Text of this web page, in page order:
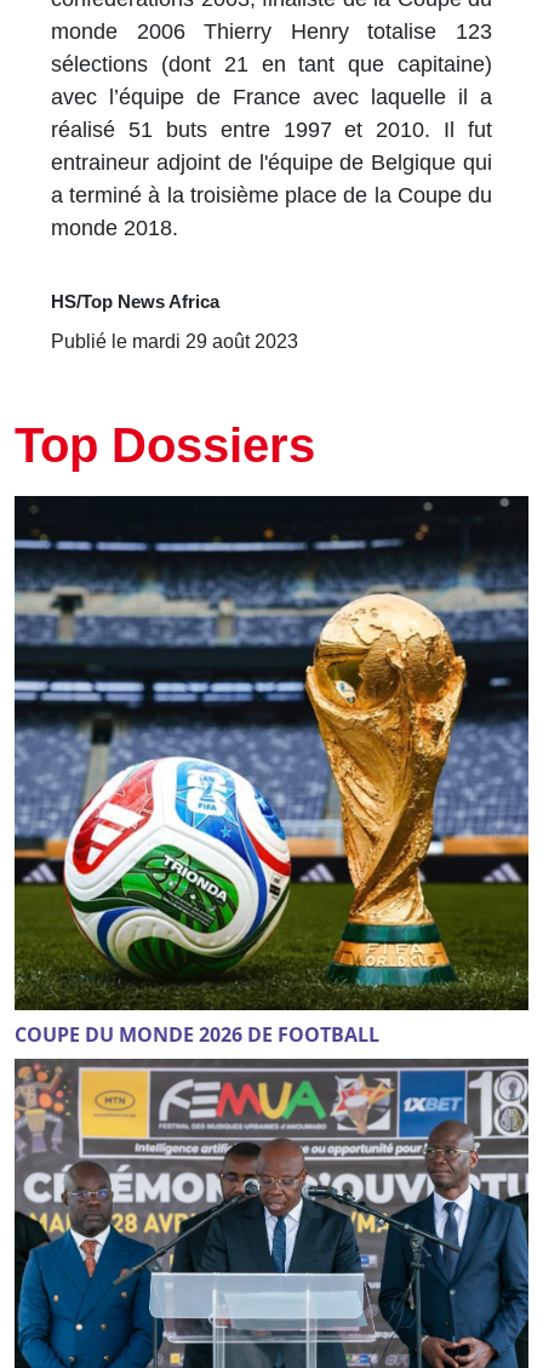
monde 2006 Thierry Henry totalise 123
sélections (dont 21 en tant que capitaine)
avec l’équipe de France avec laquelle il a
réalisé 51 buts entre 1997 et 2010. Il fut
entraineur adjoint de l'équipe de Belgique qui
a terminé à la troisième place de la Coupe du
monde 2018.
HS/Top News Africa
Publié le mardi 29 août 2023
Top Dossiers
COUPE DU MONDE 2026 DE FOOTBALL